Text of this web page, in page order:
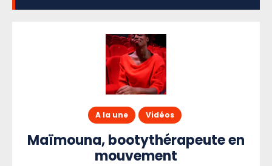
A la une Vidéos
Maïmouna, bootythérapeute en
mouvement